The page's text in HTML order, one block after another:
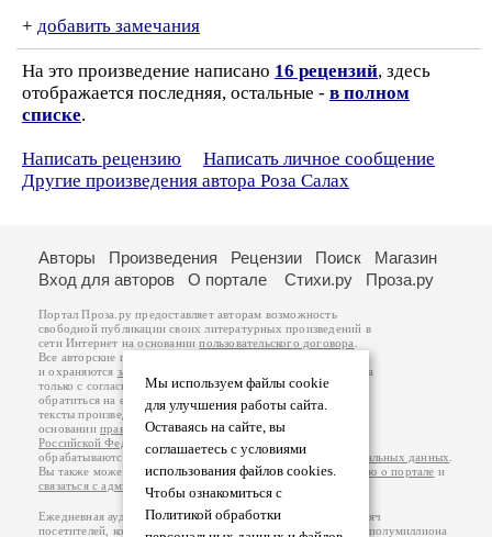
+ добавить замечания
На это произведение написано 16 рецензий, здесь
отображается последняя, остальные - в полном
списке.
Написать рецензию
Написать личное сообщение
Другие произведения автора Роза Салах
Мы используем файлы cookie
для улучшения работы сайта.
Оставаясь на сайте, вы
соглашаетесь с условиями
использования файлов cookies.
Чтобы ознакомиться с
Политикой обработки
Авторы Произведения Рецензии Поиск
Магазин
Вход для авторов
О портале Стихи.ру Проза.ру
Портал Проза.ру предоставляет авторам возможность
свободной публикации своих литературных произведений в
сети Интернет на основаниипользовательского договора
Все авторские права на произведения принадлежат авторам
и охраняются законом
. Перепечатка произведений возможна
только с согласия его автора, к которому вы можете
обратиться на его авторской странице. Ответственность за
тексты произведений авторы несут самостоятельно на
основанииправил публикацииизаконодательства
Российской Федерации
обрабатываются на основанииПолитики обработки персональных данных
Вы также можете посмотреть более подробнуюинформацию о портале и
связаться с администрацией
Ежедневная аудитория портала Проза.ру – порядка 100 тысяч
посетителей, которые в общей сумме просматривают более полумиллиона